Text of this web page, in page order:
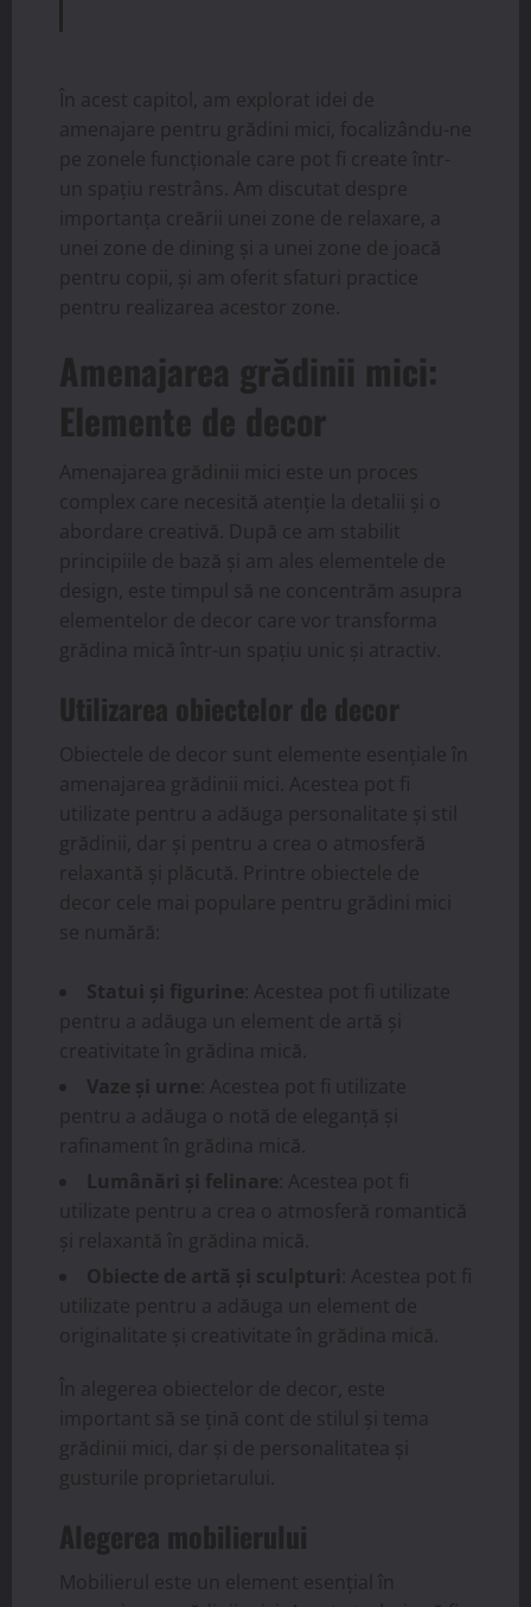
În acest capitol, am explorat idei de
amenajare pentru grădini mici, focalizându-ne
pe zonele funcționale care pot fi create într-
un spațiu restrâns. Am discutat despre
importanța creării unei zone de relaxare, a
unei zone de dining și a unei zone de joacă
pentru copii, și am oferit sfaturi practice
pentru realizarea acestor zone.
Amenajarea grădinii mici:
Elemente de decor
Amenajarea grădinii mici este un proces
complex care necesită atenție la detalii și o
abordare creativă. După ce am stabilit
principiile de bază și am ales elementele de
design, este timpul să ne concentrăm asupra
elementelor de decor care vor transforma
grădina mică într-un spațiu unic și atractiv.
Utilizarea obiectelor de decor
Obiectele de decor sunt elemente esențiale în
amenajarea grădinii mici. Acestea pot fi
utilizate pentru a adăuga personalitate și stil
grădinii, dar și pentru a crea o atmosferă
relaxantă și plăcută. Printre obiectele de
decor cele mai populare pentru grădini mici
se numără:
Statui și figurine : Acestea pot fi utilizate
pentru a adăuga un element de artă și
creativitate în grădina mică.
Vaze și urne : Acestea pot fi utilizate
pentru a adăuga o notă de eleganță și
rafinament în grădina mică.
Lumânări și felinare : Acestea pot fi
utilizate pentru a crea o atmosferă romantică
și relaxantă în grădina mică.
Obiecte de artă și sculpturi : Acestea pot fi
utilizate pentru a adăuga un element de
originalitate și creativitate în grădina mică.
În alegerea obiectelor de decor, este
important să se țină cont de stilul și tema
grădinii mici, dar și de personalitatea și
gusturile proprietarului.
Alegerea mobilierului
Mobilierul este un element esențial în